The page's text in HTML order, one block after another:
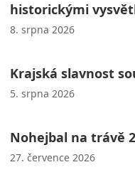
historickými
8. srpna 2026
Krajská slavnost
5. srpna 2026
Nohejbal na trávě
27. července 2026